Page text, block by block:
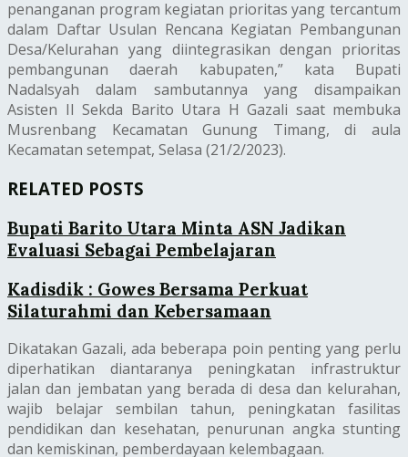
penanganan program kegiatan prioritas yang tercantum
dalam Daftar Usulan Rencana Kegiatan Pembangunan
Desa/Kelurahan yang diintegrasikan dengan prioritas
pembangunan daerah kabupaten,” kata Bupati
Nadalsyah dalam sambutannya yang disampaikan
Asisten II Sekda Barito Utara H Gazali saat membuka
Musrenbang Kecamatan Gunung Timang, di aula
Kecamatan setempat, Selasa (21/2/2023).
RELATED POSTS
Bupati Barito Utara Minta ASN Jadikan
Evaluasi Sebagai Pembelajaran
Kadisdik : Gowes Bersama Perkuat
Silaturahmi dan Kebersamaan
Dikatakan Gazali, ada beberapa poin penting yang perlu
diperhatikan diantaranya peningkatan infrastruktur
jalan dan jembatan yang berada di desa dan kelurahan,
wajib belajar sembilan tahun, peningkatan fasilitas
pendidikan dan kesehatan, penurunan angka stunting
dan kemiskinan, pemberdayaan kelembagaan.